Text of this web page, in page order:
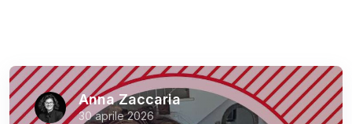
Anna Zaccaria
30 aprile 2026